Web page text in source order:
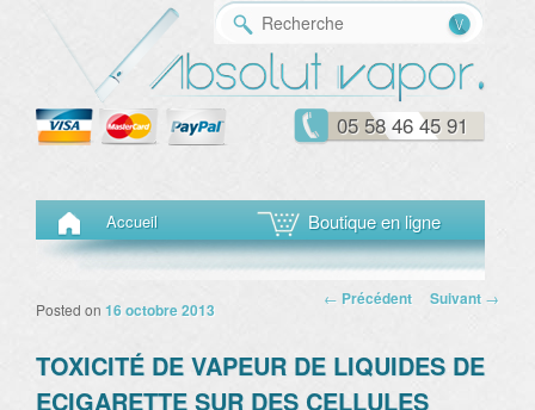
05 58 46 45 91
Menu principal
Aller au contenu principal
Aller au contenu secondaire
Accueil Boutique en ligne
Navigation des
← Précédent Suivant →
TOXICITÉ DE VAPEUR DE LIQUIDES DE
ECIGARETTE SUR DES CELLULES
Posted on 16 octobre 2013